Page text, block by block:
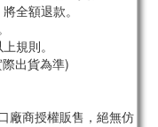
全額退款。
規則。
出貨為準)
廠商授權販售，絕無仿